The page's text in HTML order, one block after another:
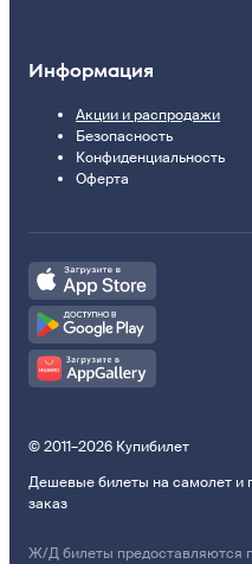
Информация
Акции и распродажи
Безопасность
Конфиденциальность
Оферта
© 2011–2026 Купибилет
Дешевые билеты на самолет и
заказ
Ж/Д билеты предоставляются